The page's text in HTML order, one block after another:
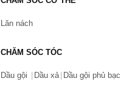
Lăn nách
CHĂM SÓC TÓC
Dầu gội Dầu xả Dầu gội phủ bạc